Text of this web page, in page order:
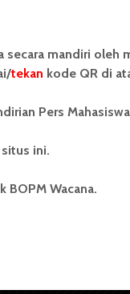
mandiri oleh
tekan kode QR di
Pers
ini.
Wacana.